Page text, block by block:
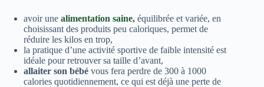
avoir une alimentation saine, équilibrée et variée, en
choisissant des produits peu caloriques, permet de
réduire les kilos en trop,
la pratique d’une activité sportive de faible intensité est
idéale pour retrouver sa taille d’avant,
allaiter son bébé vous fera perdre de 300 à 1000
calories quotidiennement, ce qui est déjà une perte de